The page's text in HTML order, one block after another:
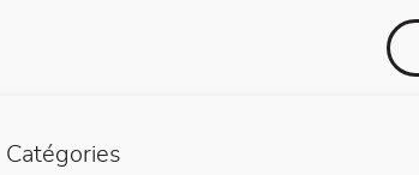
Catégories